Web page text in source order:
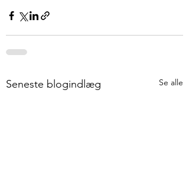
Seneste blogindlæg Se alle